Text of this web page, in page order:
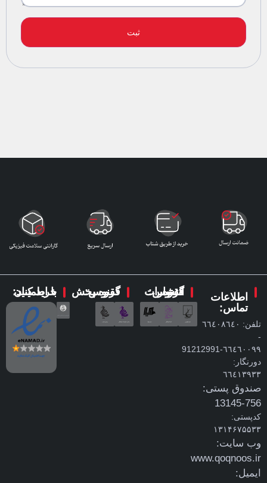
اطلاعات
تماس:
تلفن: ٦٦٤٠٨٦٤٠
-
٦٦٤٦٠٠٩٩-91212991
دورنگار:
٦٦٤١٣٩٣٣
صندوق پستی:
756-13145
کدپستی:
۱۳۱۴۶۷۵۵۳۳
وب سایت:
www.qoqnoos.ir
ایمیل:
گروه انتشارات ققنوس: گروه پخش ققنوس: با اطمینان خرید کنید: